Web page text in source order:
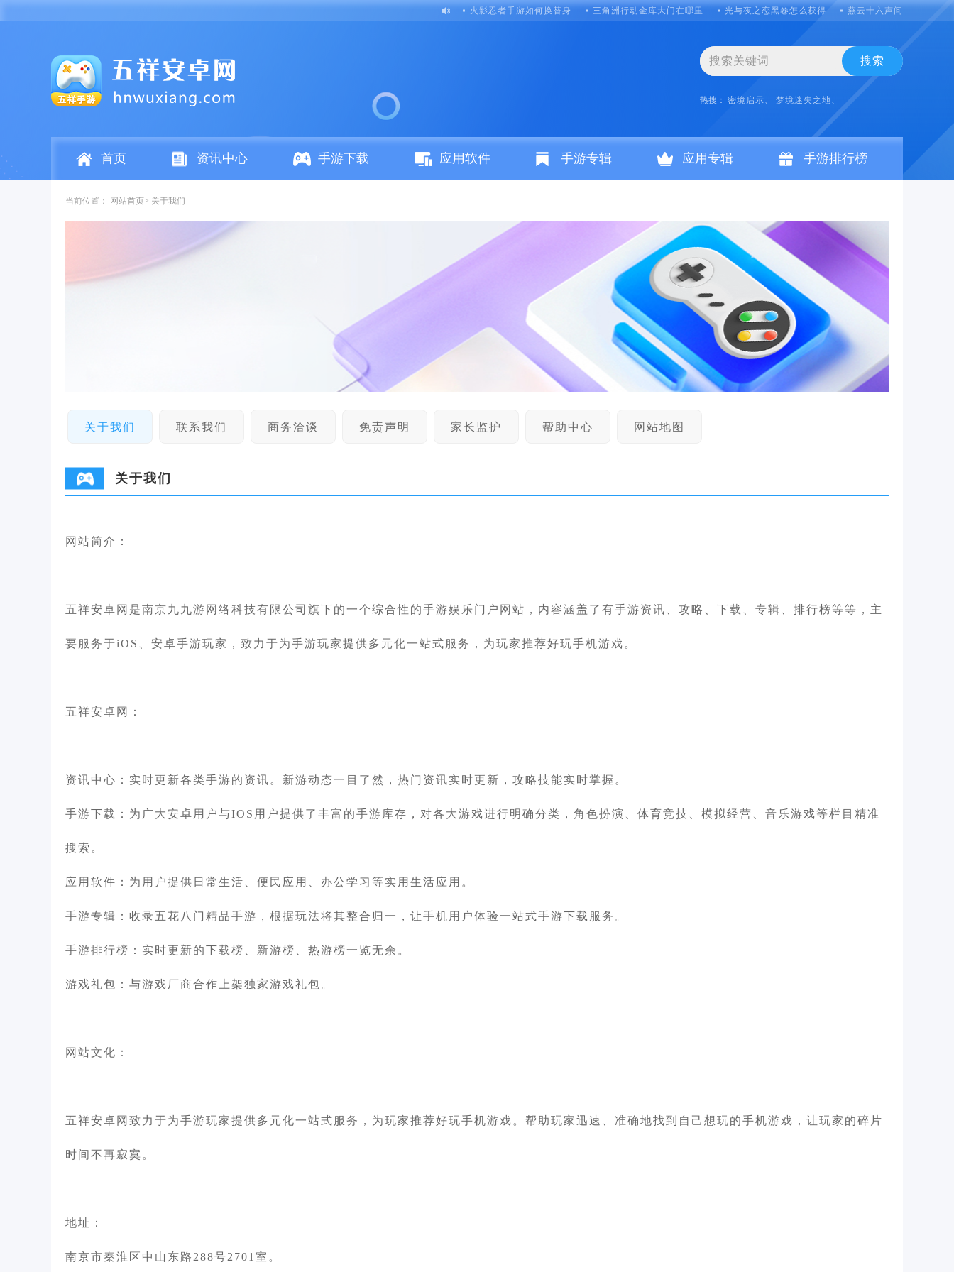
火影忍者手游如何换替身 三角洲行动金库大门在哪里 光与夜之恋黑卷怎么获得 燕云十六声问诊怎么弄
搜索
热搜： 密境启示、 梦境迷失之地、
首页 资讯中心 手游下载 应用软件 手游专辑 应用专辑 手游排行榜
当前位置： 网站首页 关于我们
关于我们 联系我们 商务洽谈 免责声明 家长监护 帮助中心 网站地图
关于我们
网站简介：
五祥安卓网是南京九九游网络科技有限公司旗下的一个综合性的手游娱乐门户网站，内容涵盖了有手游资讯、攻略、下载、专辑、排行榜等等，主
要服务于iOS、安卓手游玩家，致力于为手游玩家提供多元化一站式服务，为玩家推荐好玩手机游戏。
五祥安卓网：
资讯中心：实时更新各类手游的资讯。新游动态一目了然，热门资讯实时更新，攻略技能实时掌握。
手游下载：为广大安卓用户与IOS用户提供了丰富的手游库存，对各大游戏进行明确分类，角色扮演、体育竞技、模拟经营、音乐游戏等栏目精准
搜索。
应用软件：为用户提供日常生活、便民应用、办公学习等实用生活应用。
手游专辑：收录五花八门精品手游，根据玩法将其整合归一，让手机用户体验一站式手游下载服务。
手游排行榜：实时更新的下载榜、新游榜、热游榜一览无余。
游戏礼包：与游戏厂商合作上架独家游戏礼包。
网站文化：
五祥安卓网致力于为手游玩家提供多元化一站式服务，为玩家推荐好玩手机游戏。帮助玩家迅速、准确地找到自己想玩的手机游戏，让玩家的碎片
时间不再寂寞。
地址：
南京市秦淮区中山东路288号2701室。